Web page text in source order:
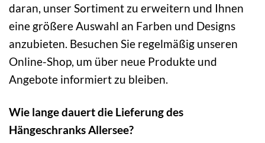
daran, unser Sortiment zu erweitern und Ihnen
eine größere Auswahl an Farben und Designs
anzubieten. Besuchen Sie regelmäßig unseren
Online-Shop, um über neue Produkte und
Angebote informiert zu bleiben.
Wie lange dauert die Lieferung des
Hängeschranks Allersee?